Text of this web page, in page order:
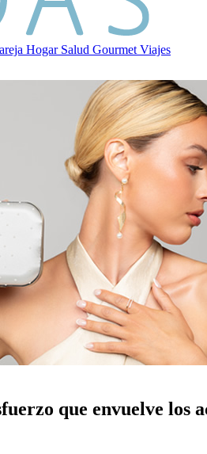
Hogar Salud Gourmet Viajes
que envuelve los